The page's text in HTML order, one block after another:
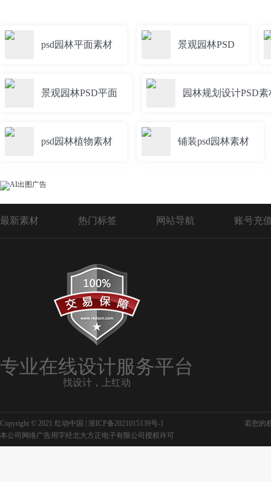
psd园林平面素材 景观园林PSD
景观园林PSD平面 园林规划设计PSD素
psd园林植物素材 铺装psd园林素材
园林植物PSD素材
园林素材PSD 园林鸟瞰图PSD素材
园林效果图PSD
园林PSD植物平面
园林植物道路psd素材
最新素材 热门标签 网站导航 账号充
专业在线设计服务平台
找设计，上红动
Copyright © 2021 红动中国 | 浙ICP备2021015139号-1
若您的
本公司网络广告用字经北大方正电子有限公司授权许可